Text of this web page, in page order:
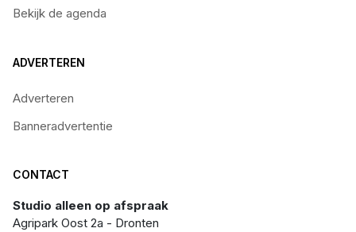
Bekijk de agenda
ADVERTEREN
Adverteren
Banneradvertentie
CONTACT
Studio alleen op afspraak
Agripark Oost 2a - Dronten